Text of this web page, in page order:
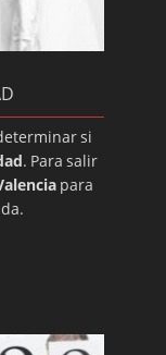
si
. Para salir
para